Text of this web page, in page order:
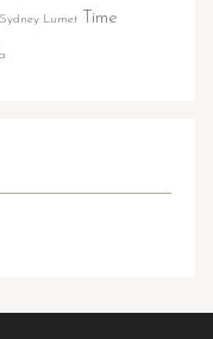
Sydney Lumet Time